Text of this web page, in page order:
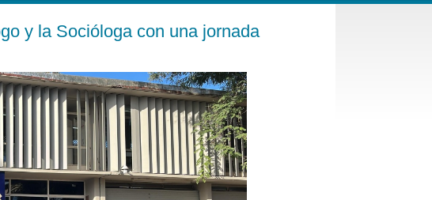
y la Socióloga con una jornada